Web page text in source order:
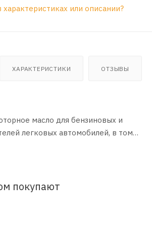
или описании?
ХАРАКТЕРИСТИКИ ОТЗЫВЫ
масло для бензиновых и
легковых автомобилей, в том
базовых масел на
покупают